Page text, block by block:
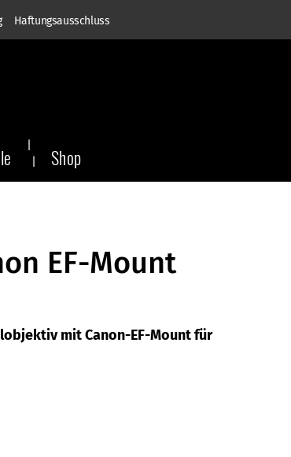
Haftungsausschluss
Shop
EF-Mount
mit Canon-EF-Mount für